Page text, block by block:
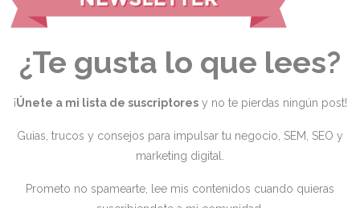
¿Te gusta lo que lees?
¡Únete a mi lista de suscriptoresy no te pierdas ningún post!
Guias, trucos y consejos para impulsar tu negocio, SEM, SEO y
marketing digital.
Prometo no spamearte, lee mis contenidos cuando quieras